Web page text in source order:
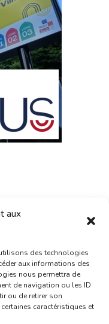
aux
des technologies
aux informations des
nous permettra de
de navigation ou les ID
ou de retirer son
caractéristiques et
nos
: